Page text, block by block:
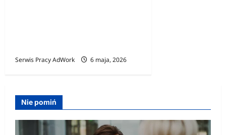
Serwis Pracy AdWork 6 maja, 2026
Nie pomiń